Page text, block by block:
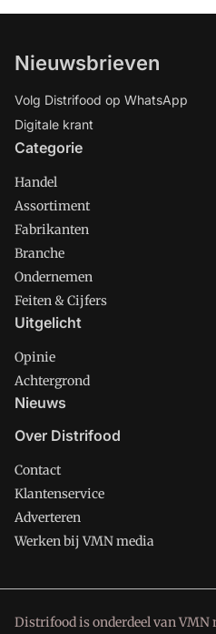
Nieuwsbrieven
Volg Distrifood op WhatsApp
Digitale krant
Categorie
Handel
Assortiment
Fabrikanten
Branche
Ondernemen
Feiten & Cijfers
Uitgelicht
Opinie
Achtergrond
Nieuws
Over Distrifood
Contact
Klantenservice
Adverteren
Werken bij VMN media
Distrifood is onderdeel van VMN